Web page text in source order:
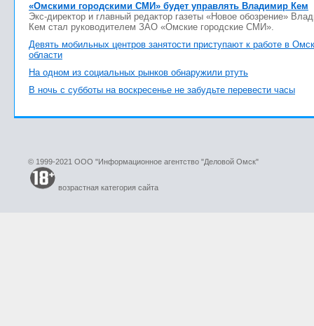
«Омскими городскими СМИ» будет управлять Владимир Кем
Экс-директор и главный редактор газеты «Новое обозрение»
Кем стал руководителем ЗАО «Омские городские СМИ».
Девять мобильных центров занятости приступают к работе в
области
На одном из социальных рынков обнаружили ртуть
В ночь с субботы на воскресенье не забудьте перевести часы
© 1999-2021 ООО "Информационное агентство "Деловой Омск"
возрастная категория сайта